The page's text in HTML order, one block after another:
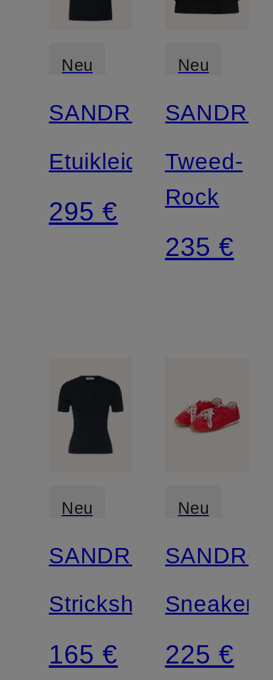
Neu
SANDRO
Etuikleid
295 €
Neu
SANDRO
Tweed-
Rock
235 €
Neu
SANDRO
Strickshirt
165 €
Neu
SANDRO
Sneaker
225 €